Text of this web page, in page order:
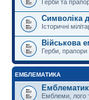
Герби та
Символіка
Історичні
Військова
Герби, прапори
ЕМБЛЕМАТИКА
Емблеми, лого